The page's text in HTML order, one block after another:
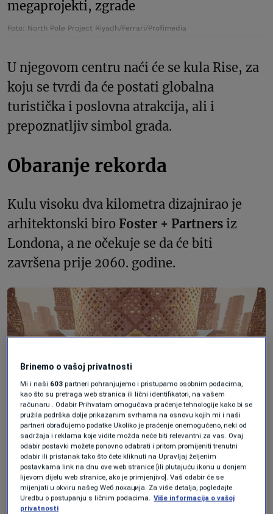
Foto: North Pole Project Riyadh/Ferrari/Profimedia
U njegovom centru naći će se kula Rise, za
koju se tvrdi da će postati globalna
turistička i poslovna atrakcija, ali i
prepoznatljiv simbol grada.
Obaranje rekorda
Kulu visoku dva kilometra dizajnirao je
arhitektonski biro Foster + Partners iz
Londona, a ne očekuje se da će biti
završena prije 2060. godine.
Foto:North Pole Project Riyadh / Ferrari / Profimedia
Ova kulanadmašit će i sadašnjeg
rekordera Burj Khalifau Dubajiu čija
Brinemo o vašoj privatnosti
Mi i naši 603 partneri pohranjujemo i pristupamo osobnim podacima,
kao što su pretraga web stranica ili lični identifikatori, na vašem
računaru . Odabir Prihvatam omogućava praćenje tehnologije kako bi se
pružila podrška dolje prikazanim svrhama na osnovu kojih mi i naši
partneri obrađujemo podatke Ukoliko je praćenje onemogućeno, neki od
sadržaja i reklama koje vidite možda neće biti relevantni za vas. Ovaj
odabir postavki možete ponovno odabrati i pritom promijeniti trenutni
odabir ili pristanak tako što ćete kliknuti na Upravljaj željenim
postavkama link na dnu ove web stranice [ili plutajuću ikonu u donjem
lijevom dijelu web stranice, ako je primjenjivo]. Vaš odabir će se
mijenjati u okviru našeg Wеб локација. Za više detalja, pogledajte
Uredbu o postupanju s ličnim podacima. Više informacija o vašoj
privatnosti